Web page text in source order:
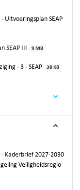
Uitvoeringsplan SEAP
SEAP III 9 MB
- 3 - SEAP 38 KB
Kaderbrief 2027-2030
Veiligheidsregio